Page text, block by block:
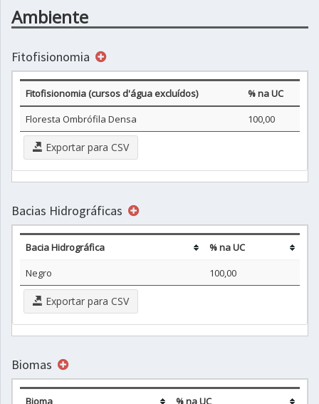
Ambiente
Fitofisionomia
Fitofisionomia (cursos d'água excluídos)
% na UC
Floresta Ombrófila Densa
100,00
Exportar para CSV
Bacias Hidrográficas
Bacia Hidrográfica
% na UC
Negro
100,00
Exportar para CSV
Biomas
Bioma % na UC